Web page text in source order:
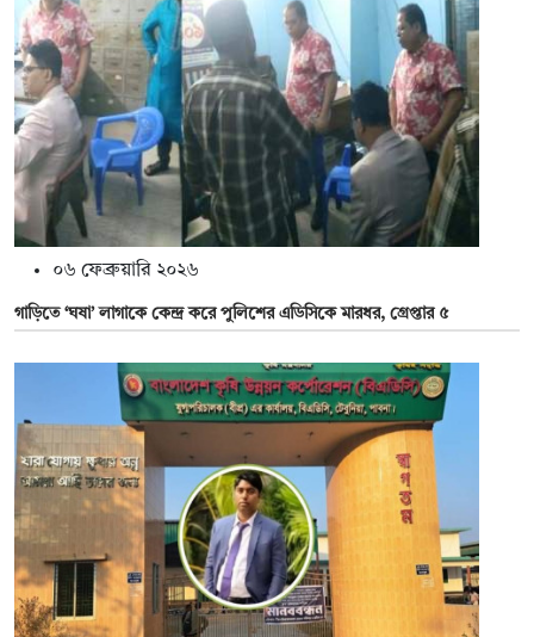
০৬ ফেব্রুয়ারি ২০২৬
গাড়িতে ‘ঘষা’ লাগাকে কেন্দ্র করে পুলিশের এডিসিকে মারধর, গ্রেপ্তার ৫